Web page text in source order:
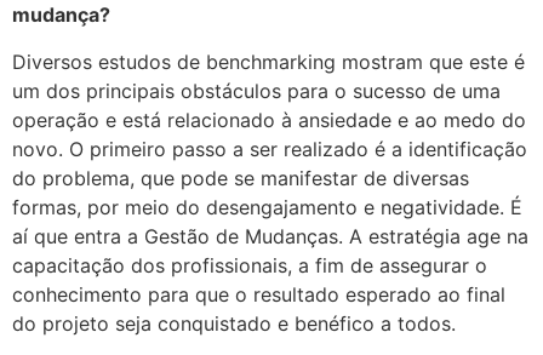
mudança?
Diversos estudos de benchmarking mostram que este é
um dos principais obstáculos para o sucesso de uma
operação e está relacionado à ansiedade e ao medo do
novo. O primeiro passo a ser realizado é a identificação
do problema, que pode se manifestar de diversas
formas, por meio do desengajamento e negatividade. É
aí que entra a Gestão de Mudanças. A estratégia age na
capacitação dos profissionais, a fim de assegurar o
conhecimento para que o resultado esperado ao final
do projeto seja conquistado e benéfico a todos.